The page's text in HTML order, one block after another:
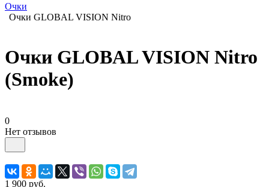
Очки
Очки GLOBAL VISION Nitro
Очки GLOBAL VISION Nitro
(Smoke)
0
Нет отзывов
1 900 руб.